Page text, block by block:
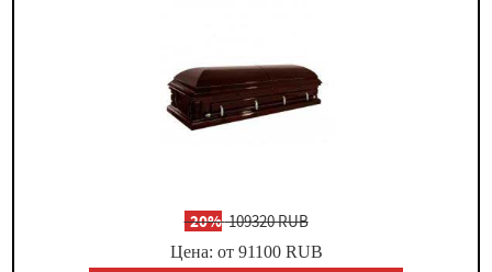
-20%109320 RUB
Цена: от 91100 RUB